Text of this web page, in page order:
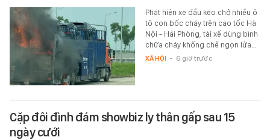
Phát hiện xe đầu kéo chở nhiều ô
tô con bốc cháy trên cao tốc Hà
Nội - Hải Phòng, tài xế dùng bình
chữa cháy khống chế ngọn lửa…
XÃ HỘI - 6 giờ trước
Cặp đôi đình đám showbiz ly thân gấp sau 15
ngày cưới